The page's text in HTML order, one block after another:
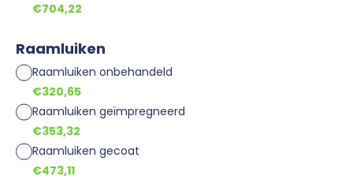
€704,22
Raamluiken
Raamluiken onbehandeld
€320,65
Raamluiken geïmpregneerd
€353,32
Raamluiken gecoat
€473,11